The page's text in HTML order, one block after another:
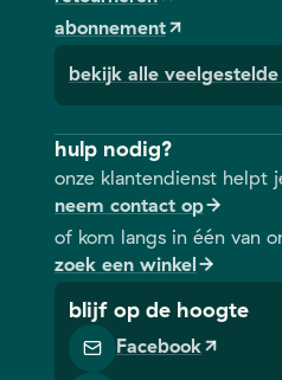
abonnement
bekijk alle
hulp nodig?
onze klantendienst helpt
neem contact op
of kom langs in één van
zoek een winkel
blijf op de hoogte
Facebook